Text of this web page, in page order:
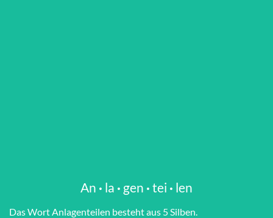
An · la · gen · tei · len
Das Wort An­la­gen­tei­len besteht aus 5 Silben.